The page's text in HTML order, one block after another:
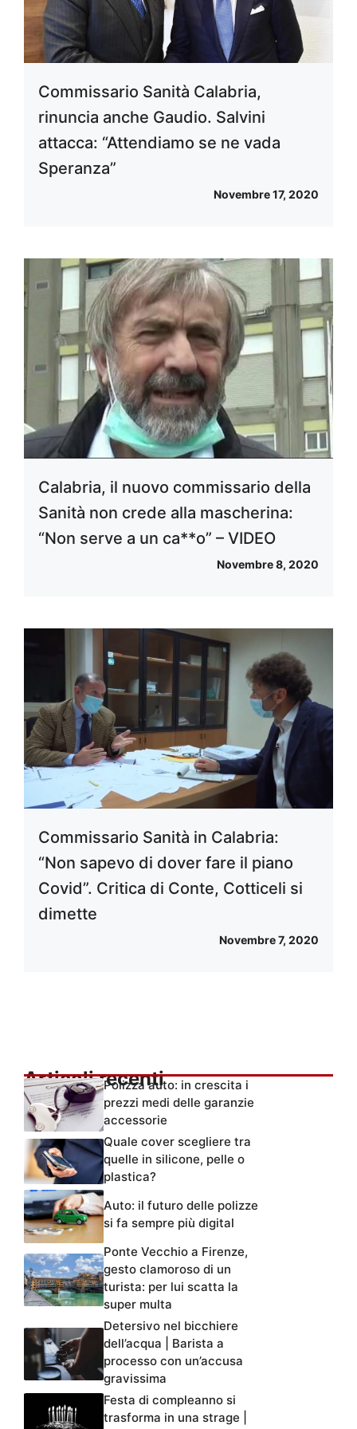
Commissario Sanità Calabria,
rinuncia anche Gaudio. Salvini
attacca: “Attendiamo se ne vada
Speranza”
Novembre 17, 2020
Calabria, il nuovo commissario della
Sanità non crede alla mascherina:
“Non serve a un ca**o” – VIDEO
Novembre 8, 2020
Commissario Sanità in Calabria:
“Non sapevo di dover fare il piano
Covid”. Critica di Conte, Cotticeli si
dimette
Novembre 7, 2020
Articoli recentiPolizza auto: in crescita i
prezzi medi delle garanzie
accessorie
Quale cover scegliere tra
quelle in silicone, pelle o
plastica?
Auto: il futuro delle polizze
si fa sempre più digital
Ponte Vecchio a Firenze,
gesto clamoroso di un
turista: per lui scatta la
super multa
Detersivo nel bicchiere
dell’acqua | Barista a
processo con un’accusa
gravissima
Festa di compleanno si
trasforma in una strage |